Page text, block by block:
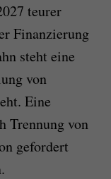
teurer
Finanzierung
steht eine
von
Eine
Trennung von
gefordert